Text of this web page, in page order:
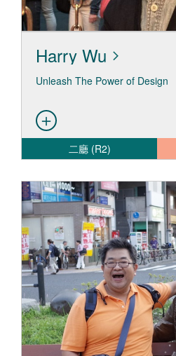
Harry Wu
Unleash The Power of Design
二廳 (R2)